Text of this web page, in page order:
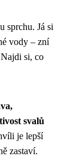
sprchu. Já si
vody – zní
si, co
svalů
je lepší
zastaví.